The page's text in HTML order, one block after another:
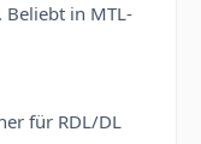
Beliebt in MTL-
für RDL/DL